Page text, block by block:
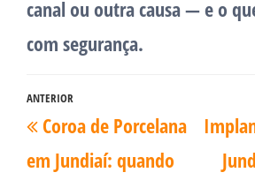
canal ou outra causa — e o
com segurança.
ANTERIOR
Coroa de Porcelana
em Jundiaí: quando